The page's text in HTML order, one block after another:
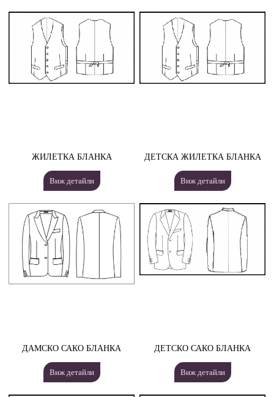
ЖИЛЕТКА БЛАНКА
Виж детайли
ДЕТСКА ЖИЛЕТКА БЛАНКА
Виж детайли
ДАМСКО САКО БЛАНКА
Виж детайли
ДЕТСКО САКО БЛАНКА
Виж детайли